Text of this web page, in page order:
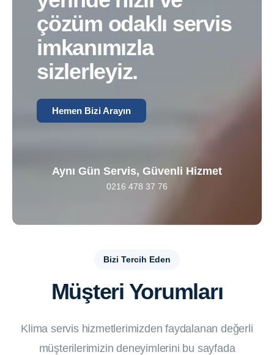
çözüm odaklı servis
imkanımızla
sizlerleyiz.
Hemen Bizi Arayın
Aynı Gün Servis, Güvenli Hizmet
0216 478 37 76
Bizi Tercih Eden
Müşteri Yorumları
Klima servis hizmetlerimizden faydalanan değerli
müşterilerimizin deneyimlerini bu sayfada